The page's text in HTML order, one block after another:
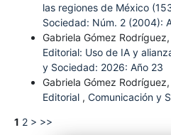
las regiones de México
Sociedad: Núm. 2 (2004):
Gabriela Gómez
Editorial: Uso de IA y
y Sociedad: 2026: Año 23
Gabriela Gómez
Editorial , Comunicación y
1 2 > >>